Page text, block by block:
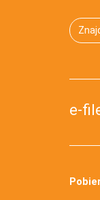
e-